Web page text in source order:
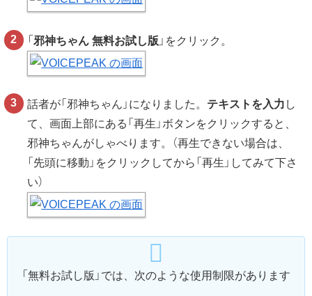
「邪神ちゃん 無料お試し版 」をクリック。
話者が「邪神ちゃん」になりました。 テキストを入力 し
て、画面上部にある「再生」ボタンをクリックすると、
邪神ちゃんがしゃべります。（再生できない場合は、
「先頭に移動」をクリックしてから「再生」してみて下さ
い）
「無料お試し版」では、次のような使用制限があります